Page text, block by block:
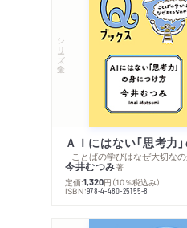
シリーズ・全集
─ことばの学びはなぜ大切なの
今井むつみ著
定価:1,320円 （10％税込み）
ISBN:978-4-480-25155-8